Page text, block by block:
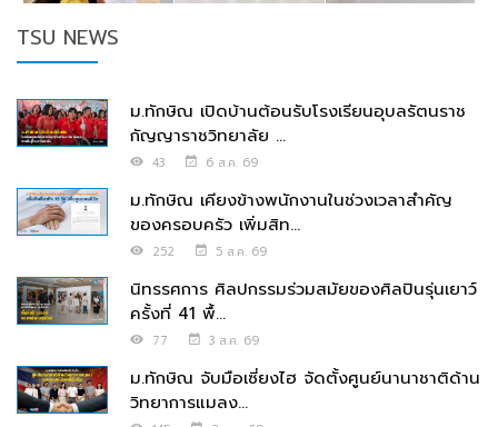
TSU NEWS
ม.ทักษิณ เปิดบ้านต้อนรับโรงเรียนอุบลรัตนราช
กัญญาราชวิทยาลัย ...
43 6 ส.ค. 69
ม.ทักษิณ เคียงข้างพนักงานในช่วงเวลาสำคัญ
ของครอบครัว เพิ่มสิท...
252 5 ส.ค. 69
นิทรรศการ ศิลปกรรมร่วมสมัยของศิลปินรุ่นเยาว์
ครั้งที่ 41 พื้...
77 3 ส.ค. 69
ม.ทักษิณ จับมือเซี่ยงไฮ จัดตั้งศูนย์นานาชาติด้าน
วิทยาการแมลง...